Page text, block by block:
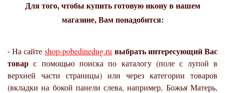
Для того, чтобы купить готовую икону в нашем
магазине, Вам понадобится:
⁃ На сайте shop-pobedinedug.ru выбрать интересующий Вас
товар с помощью поиска по каталогу (поле с лупой в
верхней части страницы) или через категории товаров
(вкладки на бокой панели слева, например, Божья Матерь,